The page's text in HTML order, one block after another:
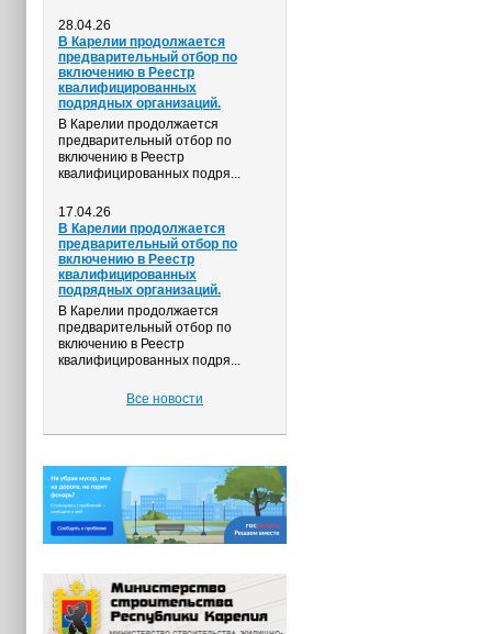
28.04.26
В Карелии продолжается
предварительный отбор по
включению в Реестр
квалифицированных
подрядных организаций.
В Карелии продолжается
предварительный отбор по
включению в Реестр
квалифицированных подря...
17.04.26
В Карелии продолжается
предварительный отбор по
включению в Реестр
квалифицированных
подрядных организаций.
В Карелии продолжается
предварительный отбор по
включению в Реестр
квалифицированных подря...
Все новости